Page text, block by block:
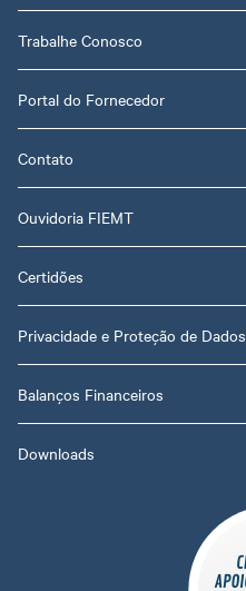
Trabalhe Conosco
Portal do Fornecedor
Contato
Ouvidoria FIEMT
Certidões
Privacidade e Proteção de Dados
Balanços Financeiros
Downloads